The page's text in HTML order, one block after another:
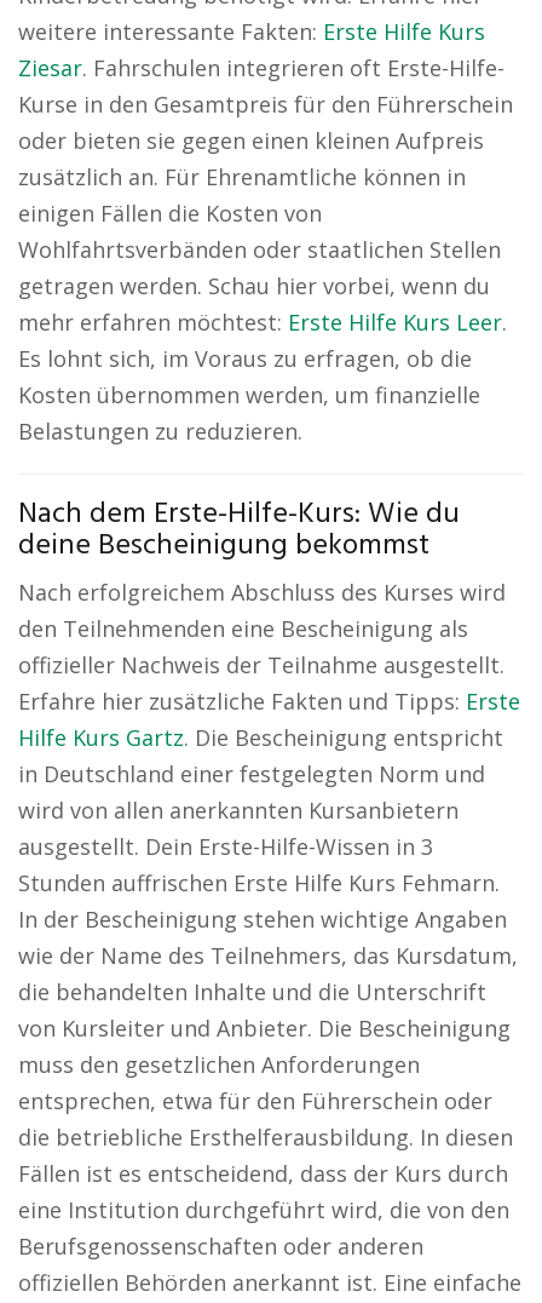
weitere interessante Fakten: Erste Hilfe Kurs
Ziesar. Fahrschulen integrieren oft Erste-Hilfe-
Kurse in den Gesamtpreis für den Führerschein
oder bieten sie gegen einen kleinen Aufpreis
zusätzlich an. Für Ehrenamtliche können in
einigen Fällen die Kosten von
Wohlfahrtsverbänden oder staatlichen Stellen
getragen werden. Schau hier vorbei, wenn du
mehr erfahren möchtest: Erste Hilfe Kurs Leer.
Es lohnt sich, im Voraus zu erfragen, ob die
Kosten übernommen werden, um finanzielle
Belastungen zu reduzieren.
Nach dem Erste-Hilfe-Kurs: Wie du
deine Bescheinigung bekommst
Nach erfolgreichem Abschluss des Kurses wird
den Teilnehmenden eine Bescheinigung als
offizieller Nachweis der Teilnahme ausgestellt.
Erfahre hier zusätzliche Fakten und Tipps: Erste
Hilfe Kurs Gartz. Die Bescheinigung entspricht
in Deutschland einer festgelegten Norm und
wird von allen anerkannten Kursanbietern
ausgestellt. Dein Erste-Hilfe-Wissen in 3
Stunden auffrischen Erste Hilfe Kurs Fehmarn.
In der Bescheinigung stehen wichtige Angaben
wie der Name des Teilnehmers, das Kursdatum,
die behandelten Inhalte und die Unterschrift
von Kursleiter und Anbieter. Die Bescheinigung
muss den gesetzlichen Anforderungen
entsprechen, etwa für den Führerschein oder
die betriebliche Ersthelferausbildung. In diesen
Fällen ist es entscheidend, dass der Kurs durch
eine Institution durchgeführt wird, die von den
Berufsgenossenschaften oder anderen
offiziellen Behörden anerkannt ist. Eine einfache